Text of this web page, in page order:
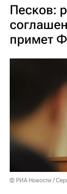
Песков:
примет
© РИА Новости /